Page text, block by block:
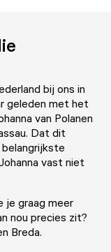
bij ons in
geleden met het
van Polanen
Dat dit
vast niet
je graag meer
nou precies zit?
Breda.